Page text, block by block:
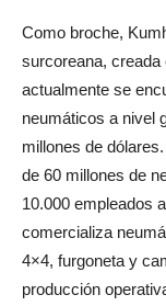
Como broche,
surcoreana, creada
actualmente se
neumáticos a nivel
millones de
de 60 millones de
10.000 empleados
comercializa
4×4, furgoneta y
producción